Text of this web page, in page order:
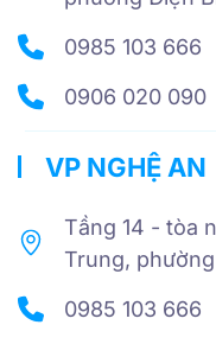
0985 103 666
0906 020 090
VP NGHỆ AN
Tầng 14 - tòa
Trung,
0985 103 666